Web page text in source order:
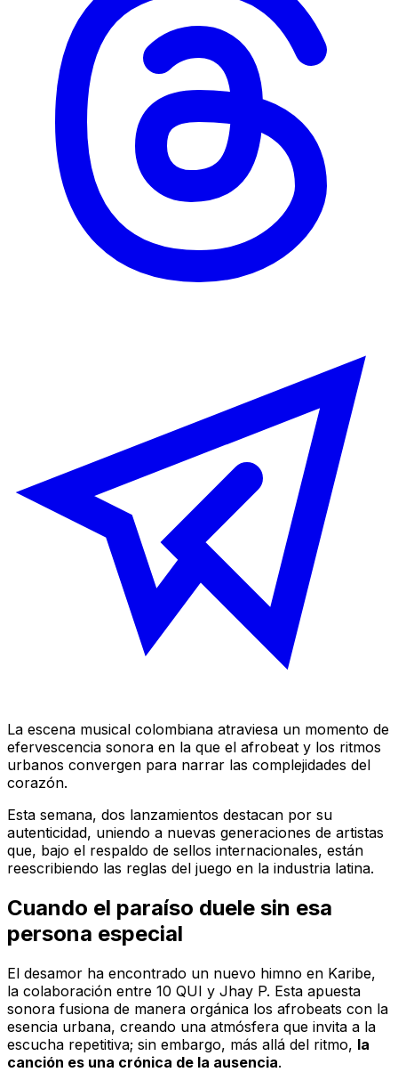
La escena musical colombiana atraviesa un momento de
efervescencia sonora en la que el afrobeat y los ritmos
urbanos convergen para narrar las complejidades del
corazón.
Esta semana, dos lanzamientos destacan por su
autenticidad, uniendo a nuevas generaciones de artistas
que, bajo el respaldo de sellos internacionales, están
reescribiendo las reglas del juego en la industria latina.
Cuando el paraíso duele sin esa
persona especial
El desamor ha encontrado un nuevo himno en Karibe,
la colaboración entre 10 QUI y Jhay P. Esta apuesta
sonora fusiona de manera orgánica los afrobeats con la
esencia urbana, creando una atmósfera que invita a la
escucha repetitiva; sin embargo, más allá del ritmo, la
canción es una crónica de la ausencia.